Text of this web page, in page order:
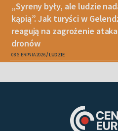
„Syreny były, ale ludzie
kąpią”. Jak turyści w
reagują na zagrożenie
dronów
08 SIERPNIA 2026 LUDZIE